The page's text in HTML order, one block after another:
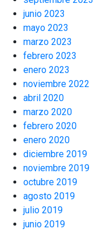
junio 2023
mayo 2023
marzo 2023
febrero 2023
enero 2023
noviembre 2022
abril 2020
marzo 2020
febrero 2020
enero 2020
diciembre 2019
noviembre 2019
octubre 2019
agosto 2019
julio 2019
junio 2019